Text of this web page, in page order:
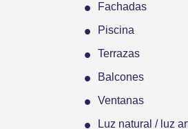
Fachadas
Piscina
Terrazas
Balcones
Ventanas
Luz natural / luz